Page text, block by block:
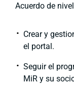
Acuerdo de
Crear y
el portal.
Seguir el
MiR y su